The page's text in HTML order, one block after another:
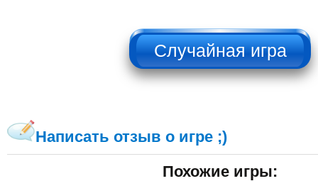
НЕ НАЖИМАТЬ!!!
Написать отзыв о игре ;)
Похожие игры: